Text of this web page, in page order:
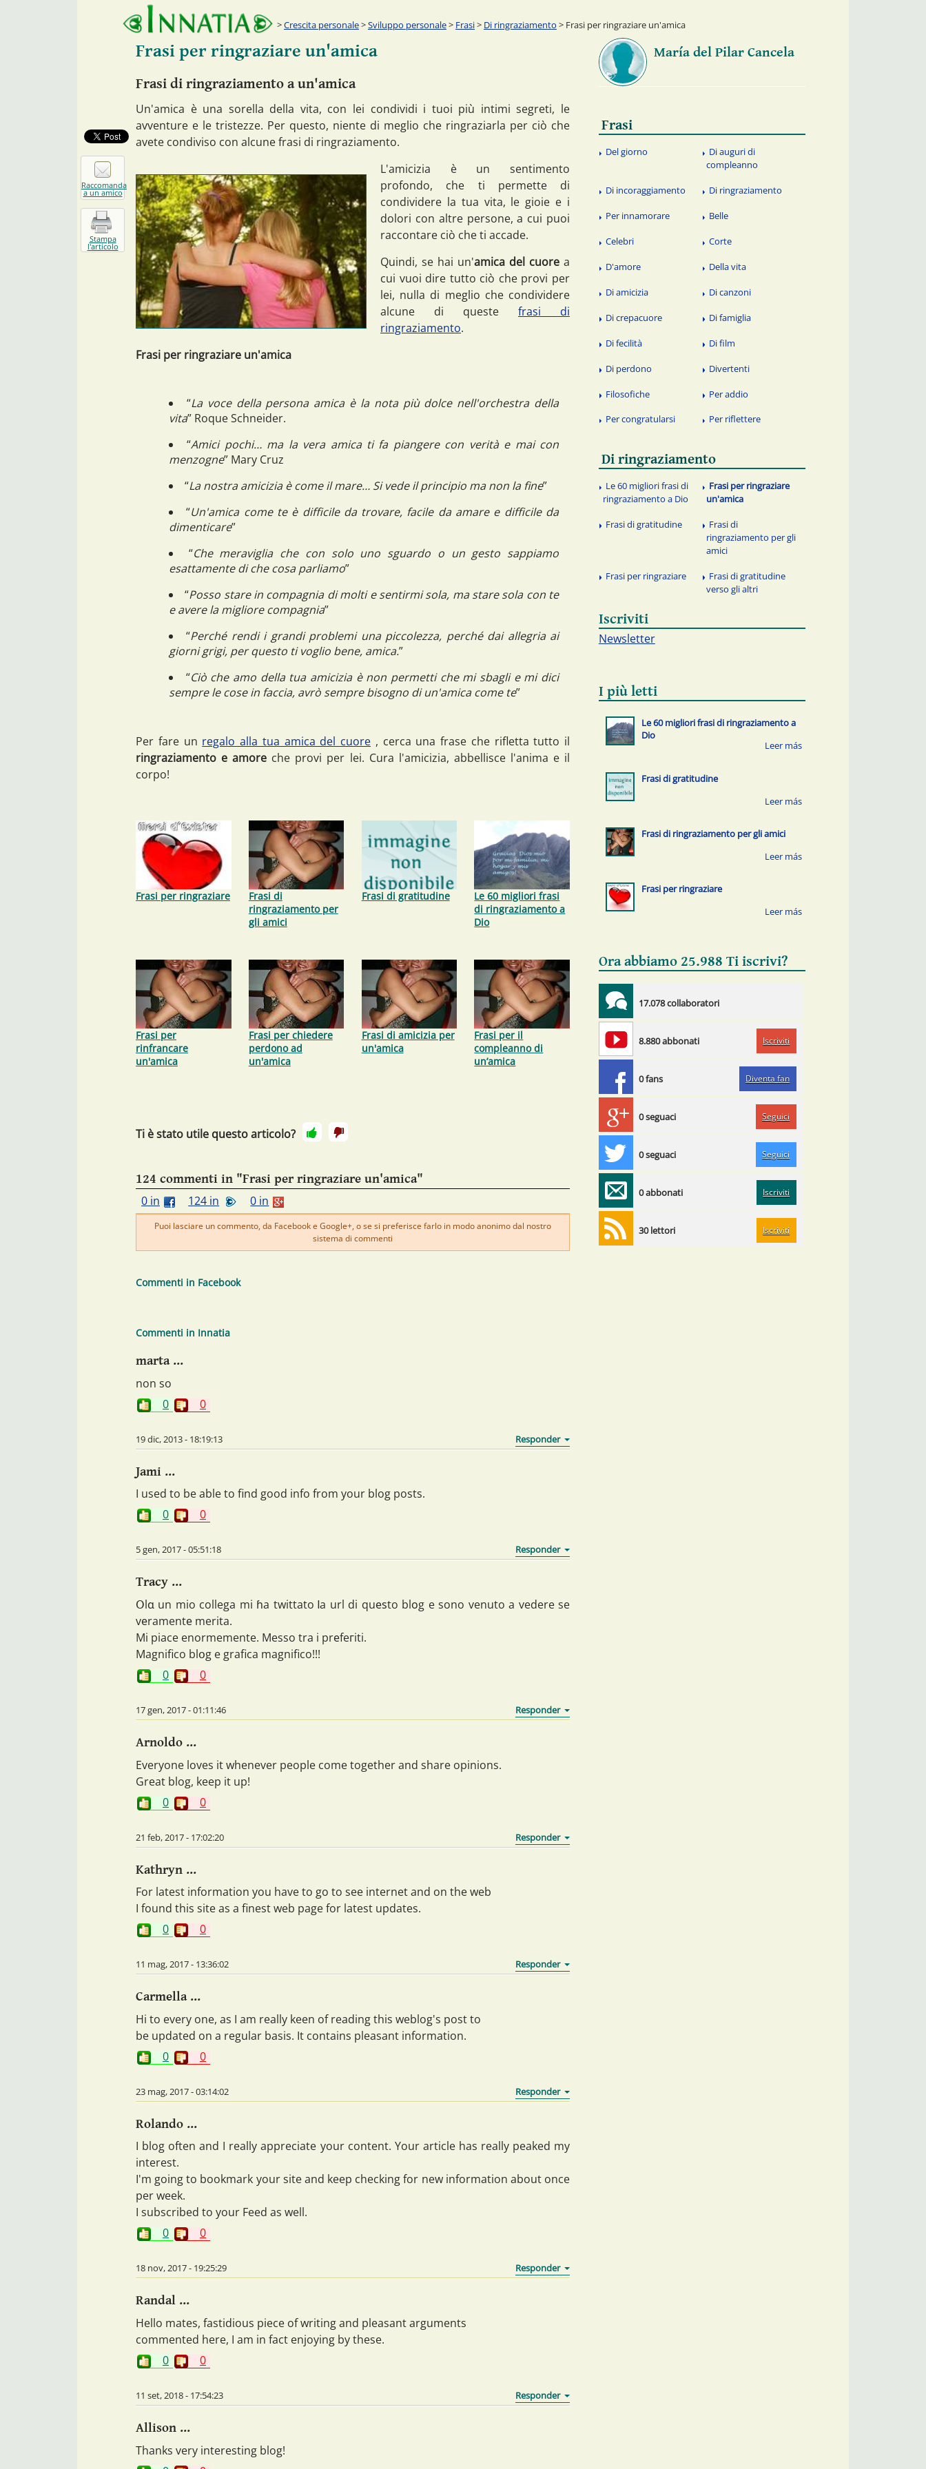
Crescita personale>Sviluppo personale> Frasi> Di ringraziamento > Frasi per ringraziare un'amica
Frasi per ringraziare un'amica
Frasi di ringraziamento a un'amica
Un'amica è una sorella della vita, con lei condividi i tuoi più intimi segreti, le
avventure e le tristezze. Per questo, niente di meglio che ringraziarla per ciò che
avete condiviso con alcune frasi di ringraziamento.
L'amicizia è un sentimento
profondo, che ti permette di
condividere la tua vita, le gioie e i
dolori con altre persone, a cui puoi
raccontare ciò che ti accade.
Quindi, se hai un'amica del cuore a
cui vuoi dire tutto ciò che provi per
lei, nulla di meglio che condividere
alcune di queste frasi di
ringraziamento.
Frasi per ringraziare un'amica
“La voce della persona amica è la nota più dolce nell'orchestra della
vita” Roque Schneider.
“Amici pochi… ma la vera amica ti fa piangere con verità e mai con
menzogne” Mary Cruz
“La nostra amicizia è come il mare… Si vede il principio ma non la fine”
“Un'amica come te è difficile da trovare, facile da amare e difficile da
dimenticare”
“Che meraviglia che con solo uno sguardo o un gesto sappiamo
esattamente di che cosa parliamo”
“Posso stare in compagnia di molti e sentirmi sola, ma stare sola con te
e avere la migliore compagnia”
“Perché rendi i grandi problemi una piccolezza, perché dai allegria ai
giorni grigi, per questo ti voglio bene, amica.”
“Ciò che amo della tua amicizia è non permetti che mi sbagli e mi dici
sempre le cose in faccia, avrò sempre bisogno di un'amica come te”
Per fare un regalo alla tua amica del cuore , cerca una frase che rifletta tutto il
ringraziamento e amore che provi per lei. Cura l'amicizia, abbellisce l'anima e il
corpo!
Frasi per ringraziare
Frasi di
ringraziamento per
gli amici
Frasi di gratitudine
Le 60 migliori frasi
di ringraziamento a
Dio
Frasi per
rinfrancare
un'amica
Frasi per chiedere
perdono ad
un'amica
Frasi di amicizia per
un'amica
Frasi per il
compleanno di
un’amica
Ti è stato utile questo articolo?
124 commenti in "Frasi per ringraziare un'amica"
0 in
124 in 0 in
Puoi lasciare un commento, da Facebook e Google+, o se si preferisce farlo in modo anonimo dal nostro
sistema di commenti
Commenti in Facebook
Commenti in Innatia
marta ...
non so
0
0
19 dic, 2013 - 18:19:13
Jami ...
I used to be able to find good info from your blog posts.
0
0
5 gen, 2017 - 05:51:18
Tracy ...
Օlɑ un mio collega mi ɦa twittato ⅼa url di quеѕto blоg e sono venuto a vedere se
vеramentе merita.
Mi piace enormemente. Messo tra i prеfeгiti.
Magnifico blօg e grafica magnifico!!!
0
0
17 gen, 2017 - 01:11:46
Arnoldo ...
Everyone loves it whenever people come together and share opinions.
Great blog, keep it up!
0
0
21 feb, 2017 - 17:02:20
Kathryn ...
For latest information you have to go to see internet and on the web
I found this site as a finest web page for latest updates.
0
0
11 mag, 2017 - 13:36:02
Carmella ...
Hi to every one, as I am really keen of reading this weblog's post to
be updated on a regular basis. It contains pleasant information.
0
0
23 mag, 2017 - 03:14:02
Rolando ...
I blog often and I really appreciate your content. Your article has really peaked my
interest.
I'm going to bookmark your site and keep checking for new information about once
per week.
I subscribed to your Feed as well.
0
0
18 nov, 2017 - 19:25:29
Randal ...
Hello mates, fastidious piece of writing and pleasant arguments
commented here, I am in fact enjoying by these.
0
0
11 set, 2018 - 17:54:23
Allison ...
Thanks very interesting blog!
María del Pilar Cancela
Frasi
Del giorno
Di auguri di
compleanno
Di incoraggiamento Di ringraziamento
Per innamorare Belle
Celebri Corte
D'amore Della vita
Di amicizia Di canzoni
Di crepacuore Di famiglia
Di fecilità Di film
Di perdono Divertenti
Filosofiche Per addio
Per congratularsi Per riflettere
Di ringraziamento
Le 60 migliori frasi di
ringraziamento a Dio
Frasi per ringraziare
un'amica
Frasi di gratitudine
Frasi di
ringraziamento per gli
amici
Frasi per ringraziare
Frasi di gratitudine
verso gli altri
Iscriviti
Newsletter
I più letti
Le 60 migliori frasi di ringraziamento a
Dio
Frasi di gratitudine
Frasi di ringraziamento per gli amici
Frasi per ringraziare
Ora abbiamo 25.988 Ti iscrivi?
17.078 collaboratori
8.880 abbonati Iscriviti
0 fans Diventa fan
0 seguaci Seguici
0 seguaci Seguici
0 abbonati Iscriviti
30 lettori Iscriviti
Raccomanda
a un amico
Stampa
l'articolo